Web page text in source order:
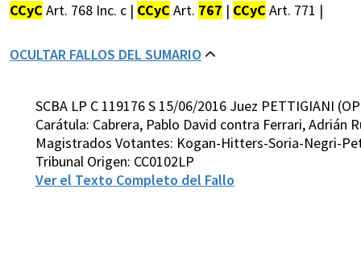
CCyC Art. 768 Inc. c | CCyC Art. 767 | CCyC Art. 771 |
OCULTAR FALLOS DEL SUMARIO
SCBA LP C 119176 S 15/06/2016 Juez PETTIGIANI
Carátula: Cabrera, Pablo David contra Ferrari, Adrián
Magistrados Votantes: Kogan-Hitters-Soria-Negri-
Tribunal Origen: CC0102LP
Ver el Texto Completo del Fallo